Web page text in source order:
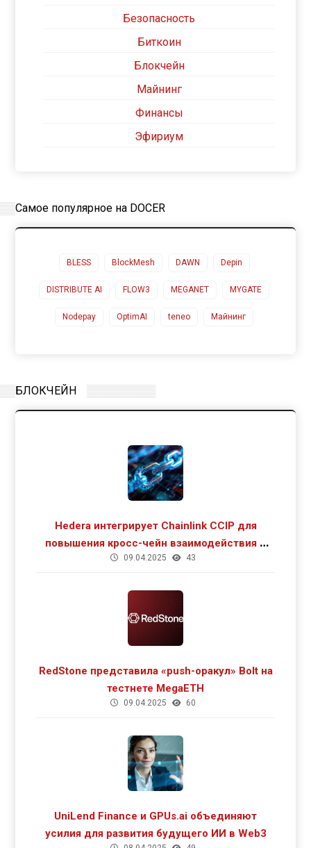
Безопасность
Биткоин
Блокчейн
Майнинг
Финансы
Эфириум
Самое популярное на DOCER
BLESS BlockMesh DAWN Depin
DISTRIBUTE AI FLOW3 MEGANET MYGATE
Nodepay OptimAI teneo Майнинг
БЛОКЧЕЙН
Hedera интегрирует Chainlink CCIP для
повышения кросс-чейн взаимодействия и
роста DeFi
09.04.2025 43
RedStone представила «push-оракул» Bolt на
тестнете MegaETH
09.04.2025 60
UniLend Finance и GPUs.ai объединяют
усилия для развития будущего ИИ в Web3